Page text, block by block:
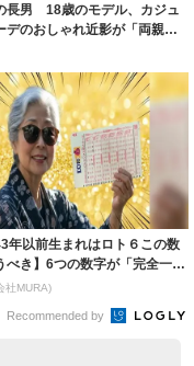
長男 18歳のモデル、カジュ
デのおしゃれ近影が「両親の
年以前生まれはロト６この数
べき】6つの数字が「完全一
方...
社MURA)
Recommended by